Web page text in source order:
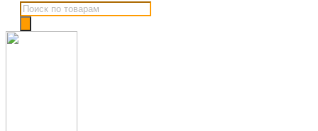
Поиск
товаров